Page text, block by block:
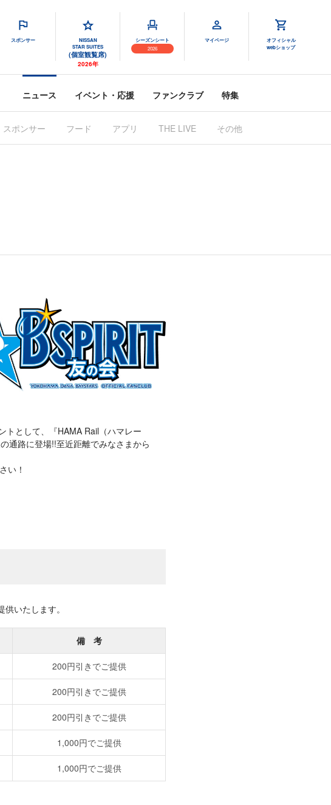
スポンサー
NISSAN
STAR SUITES
(個室観覧席)
2026年
シーズンシート
2026
マイページ
オフィシャル
webショップ
ニュース イベント・応援 ファンクラブ 特集
スポンサー フード アプリ THE LIVE その他
トとして、『HAMA Rail（ハマレー
通路に登場!!至近距離でみなさまから
い！
いたします。
備 考
200円引きでご提供
200円引きでご提供
200円引きでご提供
1,000円でご提供
1,000円でご提供